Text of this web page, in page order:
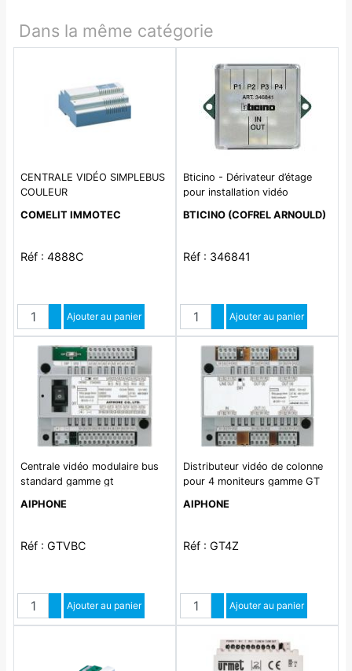
Dans la même catégorie
CENTRALE VIDÉO SIMPLEBUS
COULEUR
COMELIT IMMOTEC
Réf : 4888C
QuantitéAugmenter quantité
Diminuer quantité
Ajouter au panier
Bticino - Dérivateur d’étage
pour installation vidéo
BTICINO (COFREL ARNOULD)
Réf : 346841
QuantitéAugmenter quantité
Diminuer quantité
Ajouter au panier
Centrale vidéo modulaire bus
standard gamme gt
AIPHONE
Réf : GTVBC
QuantitéAugmenter quantité
Diminuer quantité
Ajouter au panier
Distributeur vidéo de colonne
pour 4 moniteurs gamme GT
AIPHONE
Réf : GT4Z
QuantitéAugmenter quantité
Diminuer quantité
Ajouter au panier